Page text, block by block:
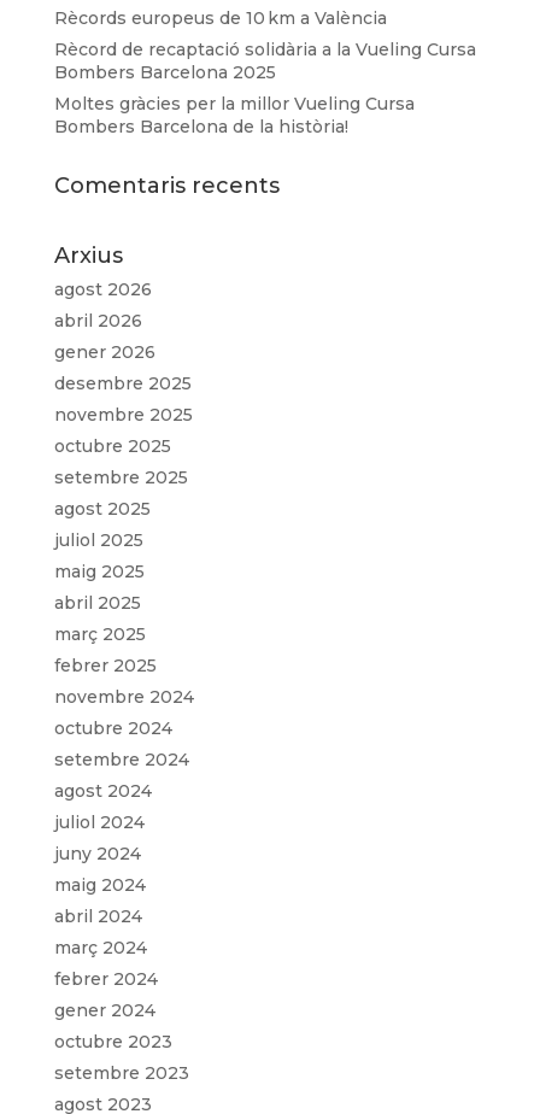
Rècords europeus de 10 km a València
Rècord de recaptació solidària a la Vueling Cursa
Bombers Barcelona 2025
Moltes gràcies per la millor Vueling Cursa
Bombers Barcelona de la història!
Comentaris recents
Arxius
agost 2026
abril 2026
gener 2026
desembre 2025
novembre 2025
octubre 2025
setembre 2025
agost 2025
juliol 2025
maig 2025
abril 2025
març 2025
febrer 2025
novembre 2024
octubre 2024
setembre 2024
agost 2024
juliol 2024
juny 2024
maig 2024
abril 2024
març 2024
febrer 2024
gener 2024
octubre 2023
setembre 2023
agost 2023